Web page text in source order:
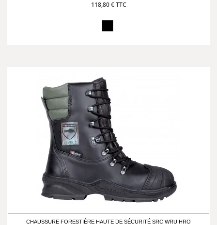
118,80 € TTC
CHAUSSURE FORESTIÈRE HAUTE DE SÉCURITÉ SRC WRU HRO